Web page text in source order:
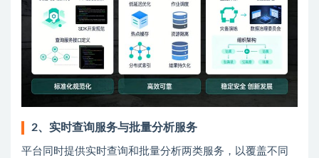
2、实时查询服务与批量分析服务
平台同时提供实时查询和批量分析两类服务，以覆盖不同